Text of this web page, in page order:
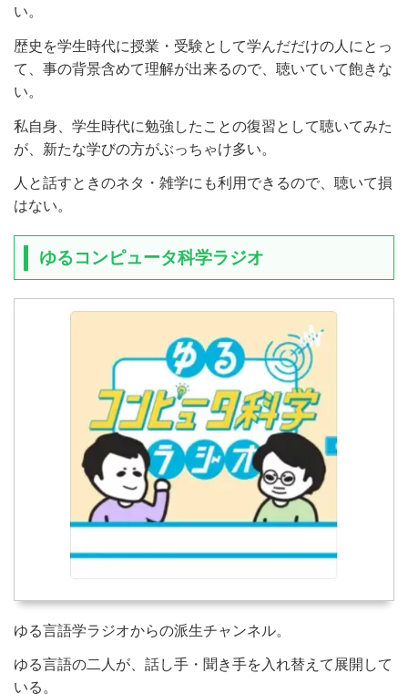
い。
歴史を学生時代に授業・受験として学んだだけの人にとっ
て、事の背景含めて理解が出来るので、聴いていて飽きな
い。
私自身、学生時代に勉強したことの復習として聴いてみた
が、新たな学びの方がぶっちゃけ多い。
人と話すときのネタ・雑学にも利用できるので、聴いて損
はない。
ゆるコンピュータ科学ラジオ
ゆる言語学ラジオからの派生チャンネル。
ゆる言語の二人が、話し手・聞き手を入れ替えて展開して
いる。